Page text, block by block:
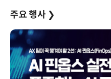
주요 행사 ❯